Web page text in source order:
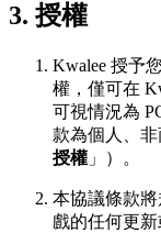
3. 授權
Kwalee 授予
權，僅可在
可視情況為
款為個人、非
授權 」）。
本協議條款
戲的任何更